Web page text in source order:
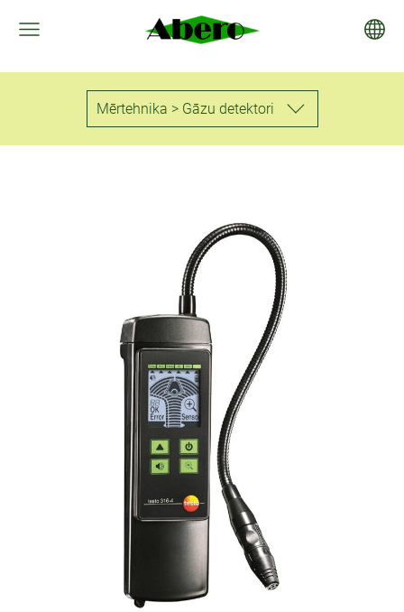
Mērtehnika > Gāzu detektori